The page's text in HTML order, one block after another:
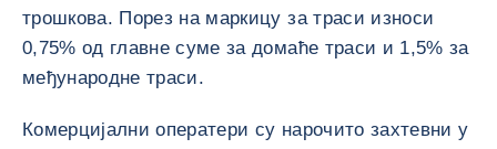
трошкова. Порез на маркицу за траси износи
0,75% од главне суме за домаће траси и 1,5% за
међународне траси.
Комерцијални оператери су нарочито захтевни у